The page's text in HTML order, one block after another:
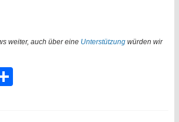
weiter, auch über eine Unterstützung würden wir